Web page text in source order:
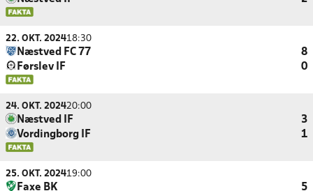
22. OKT. 202418:30
Næstved FC 77
8
Førslev IF
0
24. OKT. 202420:00
Næstved IF
3
Vordingborg IF
1
25. OKT. 202419:00
Faxe BK
5